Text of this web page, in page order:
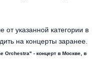
указанной категории в
на концерты заранее.
Orchestra" - концерт в Москве, в